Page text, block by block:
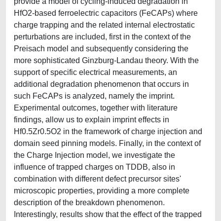
HfO2-based ferroelectric capacitors (FeCAPs) where
charge trapping and the related internal electrostatic
perturbations are included, first in the context of the
Preisach model and subsequently considering the
more sophisticated Ginzburg-Landau theory. With the
support of specific electrical measurements, an
additional degradation phenomenon that occurs in
such FeCAPs is analyzed, namely the imprint.
Experimental outcomes, together with literature
findings, allow us to explain imprint effects in
Hf0.5Zr0.5O2 in the framework of charge injection and
domain seed pinning models. Finally, in the context of
the Charge Injection model, we investigate the
influence of trapped charges on TDDB, also in
combination with different defect precursor sites'
microscopic properties, providing a more complete
description of the breakdown phenomenon.
Interestingly, results show that the effect of the trapped